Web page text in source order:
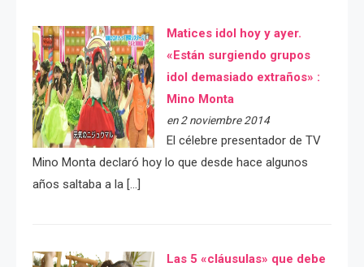
Matices idol hoy y ayer.
«Están surgiendo grupos
idol demasiado extraños» :
Mino Monta
en 2 noviembre 2014
El célebre presentador de TV
Mino Monta declaró hoy lo que desde hace algunos
años saltaba a la […]
Las 5 «cláusulas» que debe